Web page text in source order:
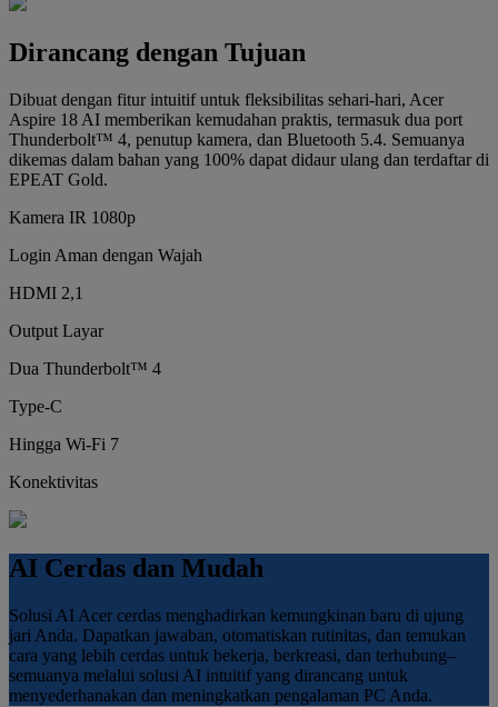
Dirancang dengan Tujuan
Dibuat dengan fitur intuitif untuk fleksibilitas sehari-hari, Acer
Aspire 18 AI memberikan kemudahan praktis, termasuk dua port
Thunderbolt™ 4, penutup kamera, dan Bluetooth 5.4. Semuanya
dikemas dalam bahan yang 100% dapat didaur ulang dan terdaftar di
EPEAT Gold.
Kamera IR 1080p
Login Aman dengan Wajah
HDMI 2,1
Output Layar
Dua Thunderbolt™ 4
Type-C
Hingga Wi-Fi 7
Konektivitas
AI Cerdas dan Mudah
Solusi AI Acer cerdas menghadirkan kemungkinan baru di ujung
jari Anda. Dapatkan jawaban, otomatiskan rutinitas, dan temukan
cara yang lebih cerdas untuk bekerja, berkreasi, dan terhubung–
semuanya melalui solusi AI intuitif yang dirancang untuk
menyederhanakan dan meningkatkan pengalaman PC Anda.